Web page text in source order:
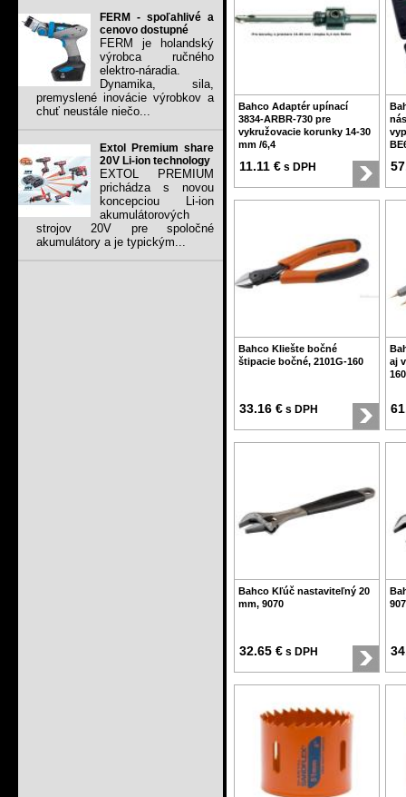
FERM - spoľahlivé a
cenovo dostupné
FERM je holandský
výrobca ručného
elektro-náradia.
Dynamika, sila,
premyslené inovácie výrobkov a
chuť neustále niečo...
Extol Premium share
20V Li-ion technology
EXTOL PREMIUM
prichádza s novou
koncepciou Li-ion
akumulátorových
strojov 20V pre spoločné
akumulátory a je typickým...
Bahco Adaptér upínací
3834-ARBR-730 pre
vykružovacie korunky 14-30
mm /6,4
11.11 € s DPH
Bahco Kliešte bočné
štipacie bočné, 2101G-160
33.16 € s DPH
aj
Bahco Kľúč nastaviteľný 20
mm, 9070
32.65 € s DPH